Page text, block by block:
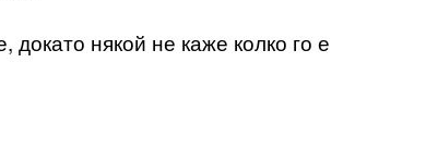
някой не каже колко го е